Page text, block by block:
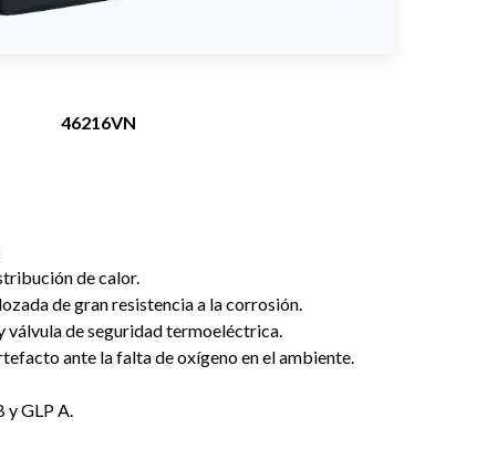
46216VN
de calor.
de gran resistencia a la corrosión.
válvula de seguridad termoeléctrica.
ante la falta de oxígeno en el ambiente.
y GLP A.